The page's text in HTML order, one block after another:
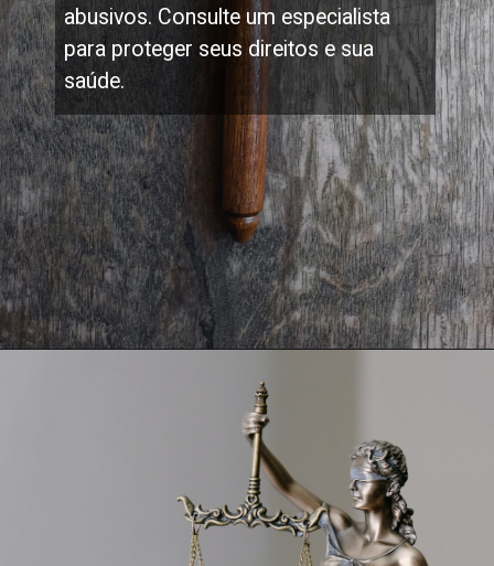
abusivos. Consulte um especialista
para proteger seus direitos e sua
saúde.